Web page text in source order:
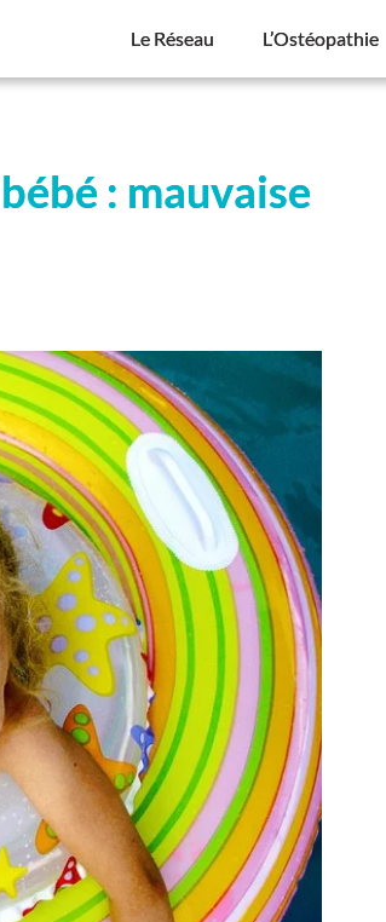
Le Réseau L’Ostéopathie
: mauvaise